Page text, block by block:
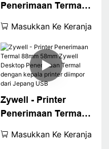
Penerimaan Termal
Harga Pabrik Murah
Baru Pembelanja
Pos Printer
Impreimante
USB+LAN
Masukkan Ke Keranjang
Zywell - Printer
Penerimaan Termal
Desktop Penerimaan
Masukkan Ke Keranjang